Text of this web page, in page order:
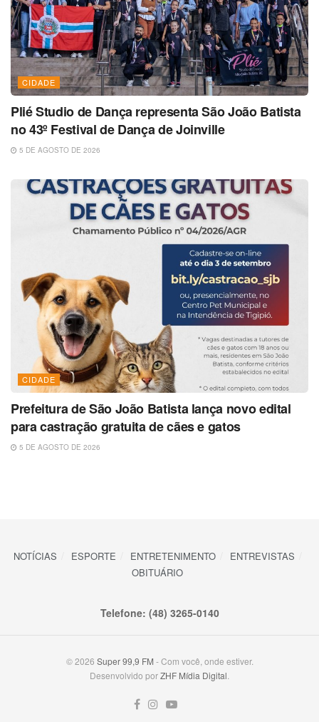
CIDADE
Plié Studio de Dança representa São João Batista
no 43º Festival de Dança de Joinville
5 DE AGOSTO DE 2026
CIDADE
Prefeitura de São João Batista lança novo edital
para castração gratuita de cães e gatos
5 DE AGOSTO DE 2026
NOTÍCIAS ESPORTE ENTRETENIMENTO
ENTREVISTAS
OBITUÁRIO
Telefone: (48) 3265-0140
© 2026 Super 99,9 FM - Com você, onde estiver.
Desenvolvido porZHF Mídia Digital